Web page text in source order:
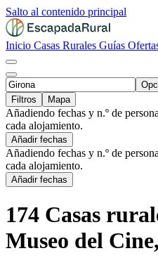
Salto al contenido principal
Inicio Casas Rurales Guías
Filtros
Mapa
Añadiendo fechas y n.º de
cada alojamiento.
Añadir fechas
Añadiendo fechas y n.º de
cada alojamiento.
Añadir fechas
174 Casas
Museo del